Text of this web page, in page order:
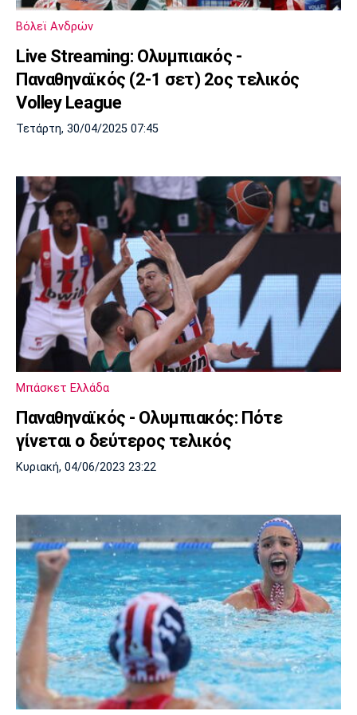
Λίβερπουλ
Μάντσεστερ
Γιουβέντους
Ίντερ
Μπορούσια
Ντόρτμουντ
Παρί Σεν
Ζερμέν
Μαρσέιγ
Μονακό
Ερυθρός
Αστέρας
Τότεναμ
Βόλεϊ Ανδρών
Live Streaming: Ολυμπιακός -
Παναθηναϊκός (2-1 σετ) 2ος τελικός
Volley League
Τετάρτη, 30/04/2025 07:45
Μπάσκετ Ελλάδα
Παναθηναϊκός - Ολυμπιακός: Πότε
γίνεται ο δεύτερος τελικός
Κυριακή, 04/06/2023 23:22